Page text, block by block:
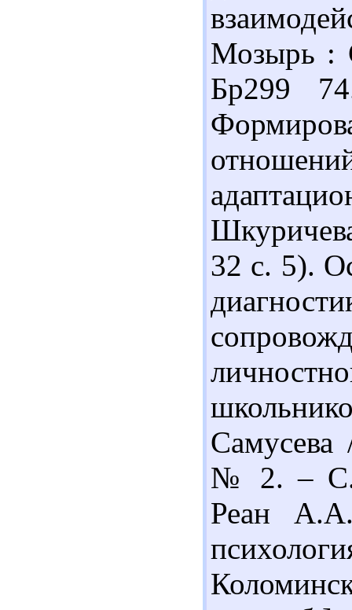
Мозырь :
Бр299
32 с. 5).
№ 2. –
Реан А.А.